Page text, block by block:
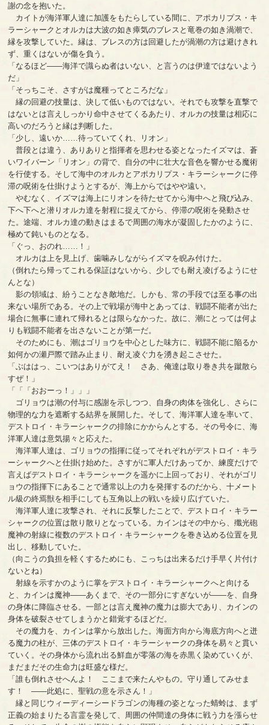
謝の念を抱いた。
カイトが海洋軍人達に加護をもたらしている間に、アポカリプス・キ
ラーシャークとオルカは大波の如き瘴気のブレスと竜巻の如き渦潮で、
縁を攻撃していた。縁は、ブレスの方は回避したが渦潮の方は避けきれ
ず、重くはないが傷を負う。
「なるほど――海洋で識らぬ者はいない、と言うのは伊達ではないよう
だ」
「そっちこそ、さすがは魔種ってところだな」
縁の回避の技量は、決して低いものではない。それでも攻撃を直撃で
はないとは言えしっかり命中させてくるあたり、オルカの技量は相応に
高いのだろうと縁は判断した。
「少し、遠いか……待っていてくれ、リオン」
普段とは違う、ありありと指揮者を思わせる姿となったイズマは、蒼
いワイバーン「リオン」の背で、自分の中に壮大な音色を響かせる魔術
を行使する。そして海中のオルカとアポカリプス・キラーシャークに停
滞の呪術を仕掛けようとするが、海上からではやや遠い。
やむなく、イズマは海上にリオンを待たせてから海中へと飛び込み、
下へ下へと潜りオルカ達を射程に捉えてから、停滞の呪術を発動させ
た。途端、オルカ達の動きはまるで周囲の海水が凝固したかのように、
極めて鈍いものとなる。
「ぐっ、おのれ……！」
オルカは上を見上げ、歯噛みしながらイズマを睨み付けた。
（倒れたら帰ってこれる保証はないから、少しでも耐え凌げるようにせ
んとな）
影の領域は、紛うことなき敵地だ。しかも、常の手段では至る事の出
来ない場所である。その上で戦場が海中とあっては、戦闘不能者が出た
場合に無事に連れて帰れるとは限らなかった。故に、潮にとっては何よ
りも戦闘不能者を出さないことが第一だ。
そのためにも、潮はゴリョウを中心とした味方に、戦闘不能に陥るか
如何かの瀬戸際で踏み止まり、耐え凌ぐ力を湧き起こさせた。
「ぶははっ、こいつはありがてえ！ さあ、俺達は取り巻き共を蹴散ら
すぜ！」
「「「おおーっ！」」」
ゴリョウは潮の付与に感謝を示しつつ、自身の肉体を強化し、さらに
物理的な力を遮断する結界を展開した。そして、海洋軍人達を率いて、
デストロイ・キラーシャークの排除にかからんとする。その号令に、海
洋軍人達は意気揚々と応えた。
海洋軍人達は、ゴリョウの指揮に従ってそれぞれがデストロイ・キラ
ーシャークへと仕掛け始めた。さすがに軍人だけあってか、練度だけで
言えばデストロイ・キラーシャークを遥かに上回っており、それがゴリ
ョウの指揮下にあることで通常以上の力を発揮するのだから、十メート
ル級の終焉獣を相手にしても互角以上の戦いを繰り広げていた。
海洋軍人達に攻撃され、それに反撃したことで、デストロイ・キラー
シャークの位置は散り散りとなっている。カインはその中から、殲光砲
魔神の射線に複数のデストロイ・キラーシャークを巻き込める位置を見
出し、移動していた。
（向こうの負担を軽くするためにも、こっちは出来るだけ手早く片付け
ないとね）
射線を示すかのように掌をデストロイ・キラーシャークへと向ける
と、カインは魔神――あくまで、その一部分にすぎないが――を、自身
の身体に降臨させる。一部とは言え魔神の魔力は膨大であり、カインの
身体を破裂させてしまうかと錯覚するほどだ。
その魔力を、カインは掌から放出した。海面方向から海底方向へと迸
る魔力の柱が、三体のデストロイ・キラーシャークの身体を易々と貫い
ていく。その身体から流れ出る鮮血が零落の海を赤黒く染めていくが、
まだまだその生命力は旺盛な様だ。
「誰も倒れさせへんよ！ ここまで来たんやもの。守り通してみせま
す！ ――此処に、聖戦の意を示さん！」
縁と同じウィーディーシードラゴンの海種の姿となった蜻蛉は、まず
正義の始まりたる言霊を発して、周囲の仲間達の身体に戦う力を漲らせ